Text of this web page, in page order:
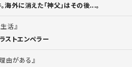
外に消えた「神父」はその後...。
活
ストエンペラー
由がある